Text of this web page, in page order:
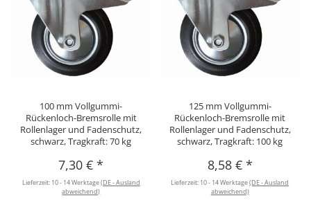
100 mm Vollgummi-
Rückenloch-Bremsrolle mit
Rollenlager und Fadenschutz,
schwarz, Tragkraft: 70 kg
7,30 €*
Lieferzeit: 10 - 14 Werktage(DE - Ausland
abweichend)
125 mm Vollgummi-
Rückenloch-Bremsrolle mit
Rollenlager und Fadenschutz,
schwarz, Tragkraft: 100 kg
8,58 € *
Lieferzeit: 10 - 14 Werktage(DE - Ausland
abweichend)